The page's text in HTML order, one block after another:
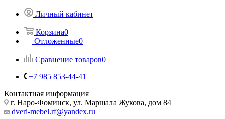
Личный кабинет
Корзина0
Отложенные0
Сравнение товаров0
+7 985 853-44-41
Контактная информация
г. Наро-Фоминск, ул. Маршала Жукова, дом 84
dveri-mebel.rf@yandex.ru